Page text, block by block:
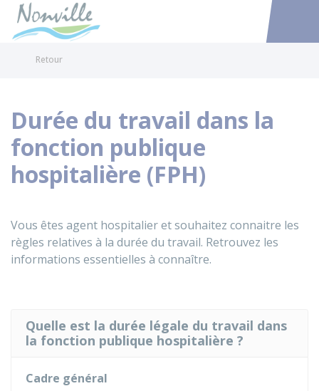
Accéder
Retour
Durée du travail dans la
fonction publique
hospitalière (FPH)
Vous êtes agent hospitalier et souhaitez connaitre les
règles relatives à la durée du travail. Retrouvez les
informations essentielles à connaître.
Quelle est la durée légale du travail dans
la fonction publique hospitalière ?
Cadre général